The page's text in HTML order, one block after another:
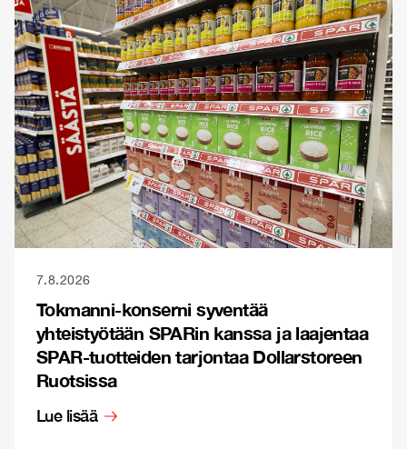
7.8.2026
Tokmanni-konserni syventää
yhteistyötään SPARin kanssa ja laajentaa
SPAR-tuotteiden tarjontaa Dollarstoreen
Ruotsissa
Lue lisää